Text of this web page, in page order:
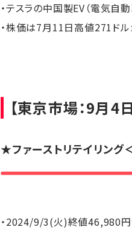
・テスラの中国製EV（電気
・株価は7月11日高値271ド
【東京市場：9月4日
★ファーストリテイリング
・2024/9/3(火)終値46,980